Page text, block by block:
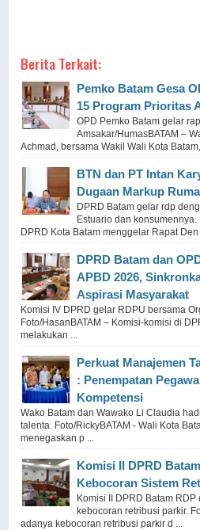
Berita Terkait:
Pemko Batam Gesa
15 Program Prioritas
OPD Pemko Batam gelar
Amsakar/HumasBATAM –
Achmad, bersama Wakil Wali Kota Batam,
BTN dan PT Intan
Dugaan Markup
DPRD Batam gelar rdp
Estuario dan konsumennya.
DPRD Kota Batam menggelar Rapat Den
DPRD Batam dan
APBD 2026,
Aspirasi Masyarakat
Komisi IV DPRD gelar RDPU bersama
Foto/HasanBATAM – Komisi-komisi di
melakukan ...
Perkuat Manajemen
: Penempatan
Kompetensi
Wako Batam dan Wawako Li Claudia
talenta. Foto/RickyBATAM - Wali Kota
menegaskan p ...
Komisi II DPRD
Kebocoran Sistem
Komisi II DPRD Batam
kebocoran retribusi parkir.
adanya kebocoran retribusi parkir d ...